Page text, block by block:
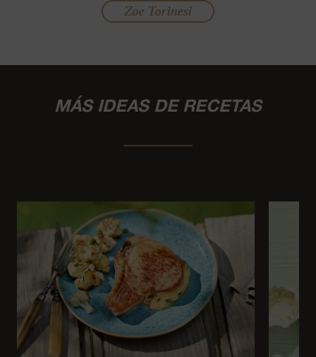
Zoe Torinesi
MÁS IDEAS DE RECETAS